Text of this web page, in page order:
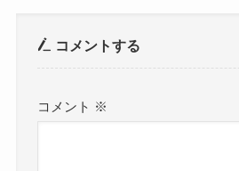
コメントする
コメント ※